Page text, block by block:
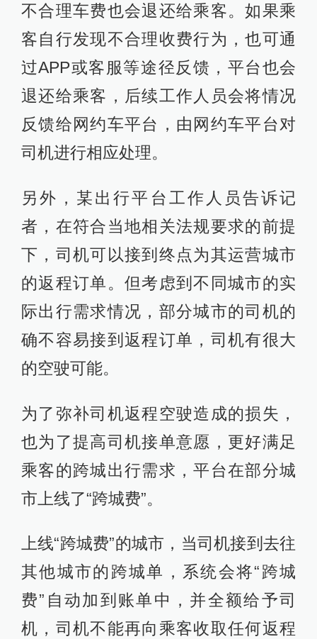
不合理车费也会退还给乘客。如果乘
客自行发现不合理收费行为，也可通
过APP或客服等途径反馈，平台也会
退还给乘客，后续工作人员会将情况
反馈给网约车平台，由网约车平台对
司机进行相应处理。
另外，某出行平台工作人员告诉记
者，在符合当地相关法规要求的前提
下，司机可以接到终点为其运营城市
的返程订单。但考虑到不同城市的实
际出行需求情况，部分城市的司机的
确不容易接到返程订单，司机有很大
的空驶可能。
为了弥补司机返程空驶造成的损失，
也为了提高司机接单意愿，更好满足
乘客的跨城出行需求，平台在部分城
市上线了“跨城费”。
上线“跨城费”的城市，当司机接到去往
其他城市的跨城单，系统会将“跨城
费”自动加到账单中，并全额给予司
机，司机不能再向乘客收取任何返程